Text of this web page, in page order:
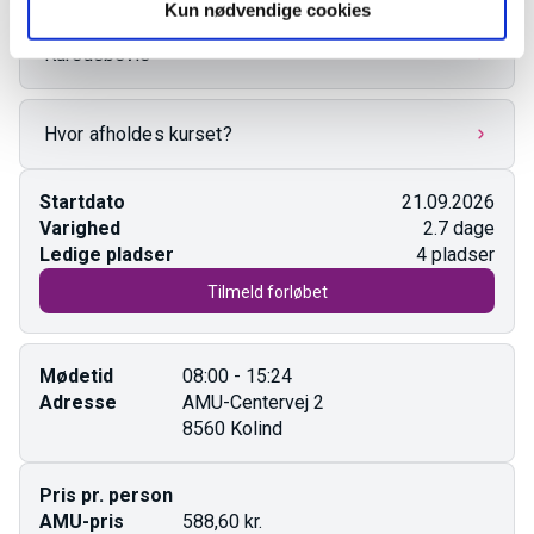
Kun nødvendige cookies
Mødetid
08:00 - 15:24
Adresse
AMU-Centervej 2
8560 Kolind
Pris pr. person
AMU-pris
588,60 kr.
Kursusbevis
Hvor afholdes kurset?
Startdato
21.09.2026
Varighed
2.7 dage
Ledige pladser
4 pladser
Tilmeld forløbet